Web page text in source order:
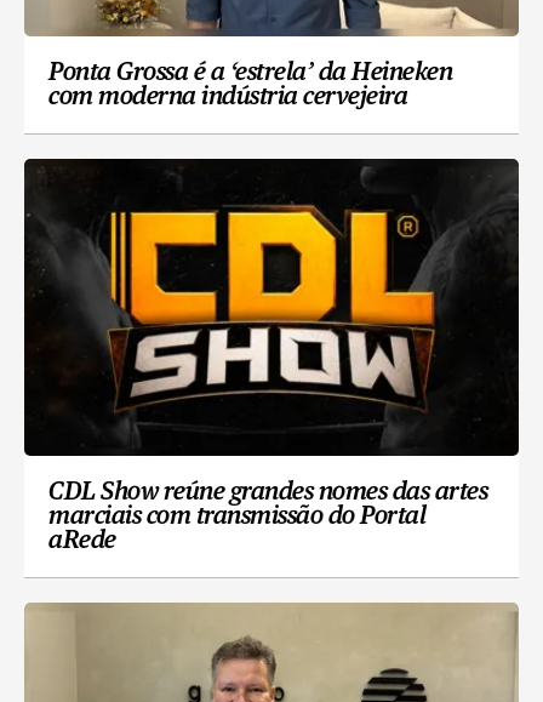
Ponta Grossa é a ‘estrela’ da Heineken
com moderna indústria cervejeira
CDL Show reúne grandes nomes das artes
marciais com transmissão do Portal
aRede